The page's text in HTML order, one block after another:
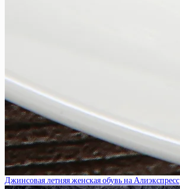
Джинсовая летняя женская обувь на Алиэкспресс